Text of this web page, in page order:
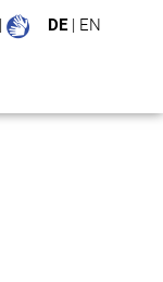
Leichte Sprache
| DE | EN